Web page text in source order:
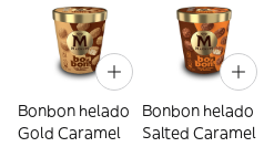
Bonbon helado
Gold Caramel
Bonbon helado
Salted Caramel